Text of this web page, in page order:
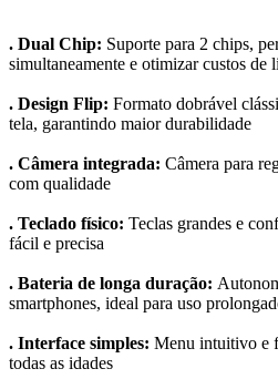
. Dual Chip: Suporte para 2 chips,
simultaneamente e otimizar custos de
. Design Flip: Formato dobrável
tela, garantindo maior durabilidade
. Câmera integrada: Câmera para
com qualidade
. Teclado físico: Teclas grandes e
fácil e precisa
. Bateria de longa duração:
smartphones, ideal para uso
. Interface simples: Menu intuitivo e
todas as idades